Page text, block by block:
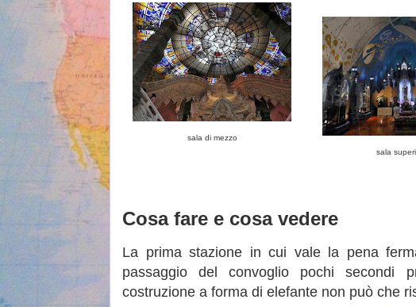
sala di mezzo
sala
Cosa fare e cosa vedere
La prima stazione in cui vale la pena
passaggio del convoglio pochi secondi
costruzione a forma di elefante non può che